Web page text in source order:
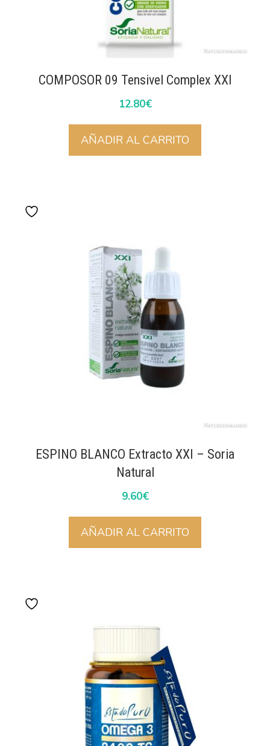
COMPOSOR 09 Tensivel Complex XXI
12.80€
AÑADIR AL CARRITO
ESPINO BLANCO Extracto XXI – Soria
Natural
9.60€
AÑADIR AL CARRITO